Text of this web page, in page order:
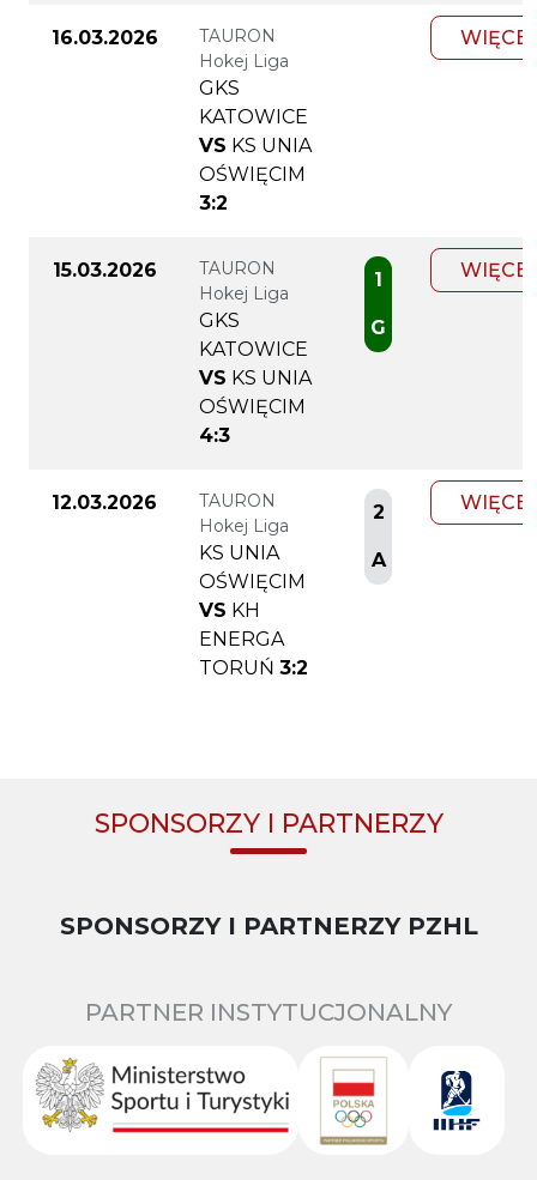
16.03.2026
TAURON
Hokej Liga
GKS
KATOWICE
VS KS UNIA
OŚWIĘCIM
3:2
WIĘCEJ
15.03.2026
TAURON
Hokej Liga
GKS
KATOWICE
VS KS UNIA
OŚWIĘCIM
4:3
1
G
WIĘCEJ
12.03.2026
TAURON
Hokej Liga
KS UNIA
OŚWIĘCIM
VS KH
ENERGA
TORUŃ 3:2
2
A
WIĘCEJ
SPONSORZY I PARTNERZY
SPONSORZY I PARTNERZY PZHL
PARTNER INSTYTUCJONALNY